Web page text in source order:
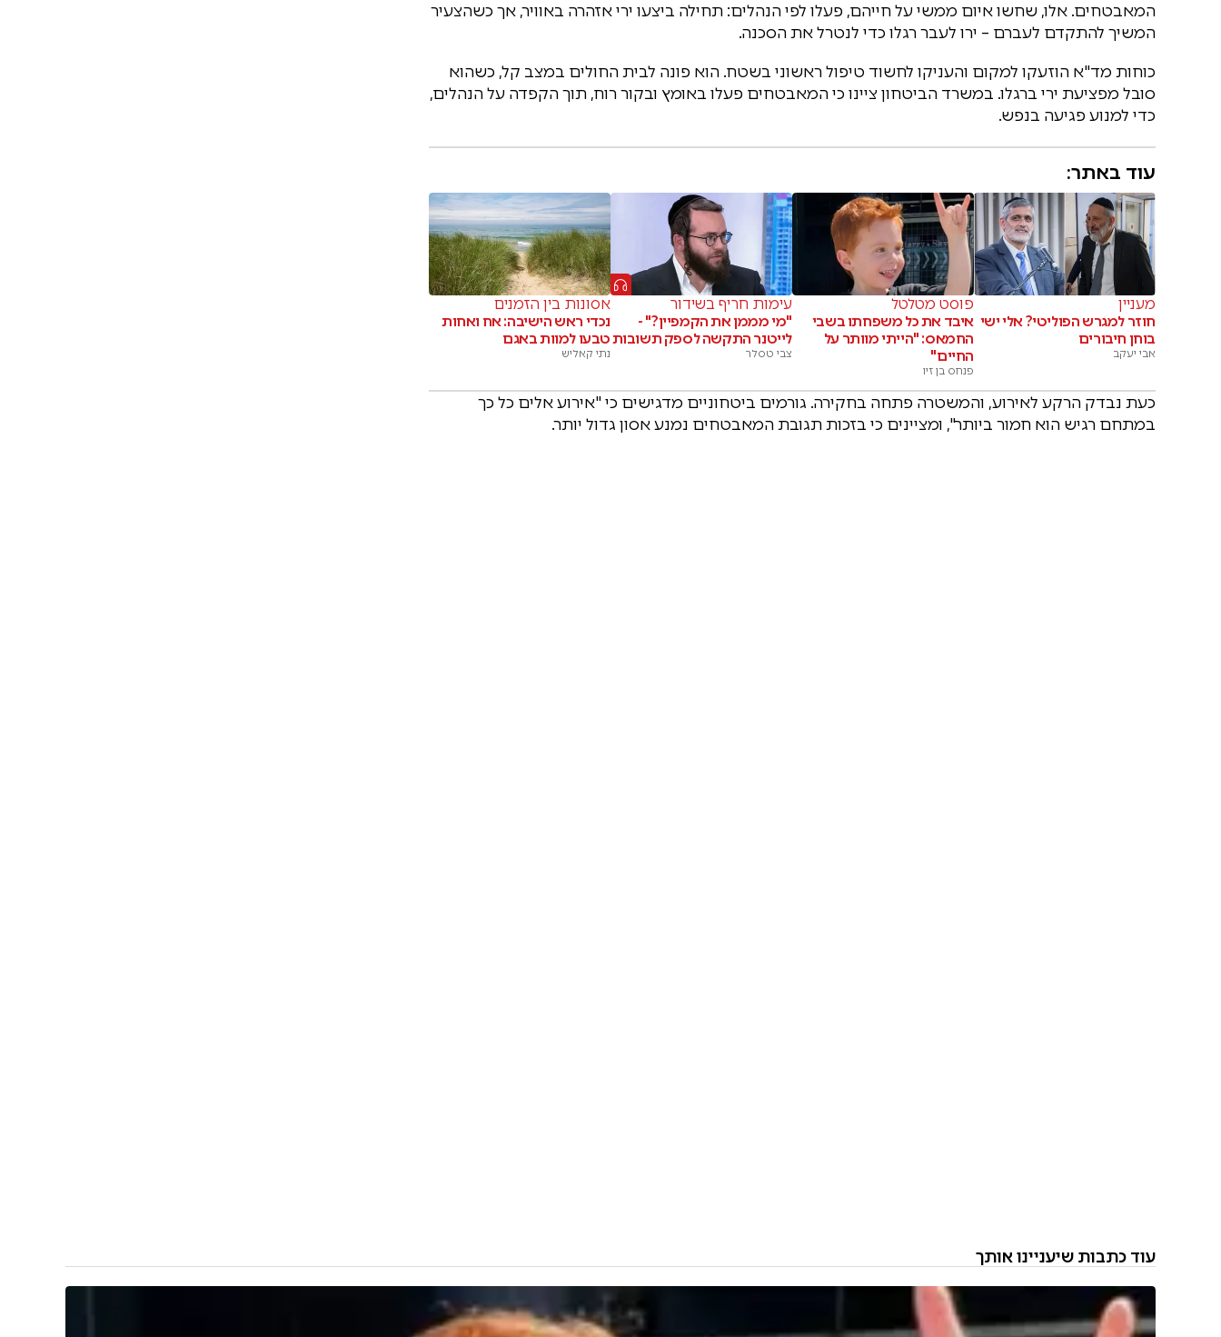
המאבטחים. אלו, שחשו איום ממשי על חייהם, פעלו לפי הנהלים: תחילה ביצעו ירי אזהרה באוויר, אך כשהצעיר
המשיך להתקדם לעברם – ירו לעבר רגלו כדי לנטרל את הסכנה.
כוחות מד"א הוזעקו למקום והעניקו לחשוד טיפול ראשוני בשטח. הוא פונה לבית החולים במצב קל, כשהוא
סובל מפציעת ירי ברגלו. במשרד הביטחון ציינו כי המאבטחים פעלו באומץ ובקור רוח, תוך הקפדה על הנהלים,
כדי למנוע פגיעה בנפש.
עוד באתר:
מעניין
חוזר למגרש הפוליטי? אלי ישי
בוחן חיבורים
אבי יעקב
פוסט מטלטל
איבד את כל משפחתו בשבי
החמאס: "הייתי מוותר על
החיים"
פנחס בן זיו
עימות חריף בשידור
"מי מממן את הקמפיין?" -
לייטנר התקשה לספק תשובות
צבי טסלר
אסונות בין הזמנים
נכדי ראש הישיבה: אח ואחות
טבעו למוות באגם
נתי קאליש
כעת נבדק הרקע לאירוע, והמשטרה פתחה בחקירה. גורמים ביטחוניים מדגישים כי "אירוע אלים כל כך
במתחם רגיש הוא חמור ביותר", ומציינים כי בזכות תגובת המאבטחים נמנע אסון גדול יותר.
עוד כתבות שיעניינו אותך